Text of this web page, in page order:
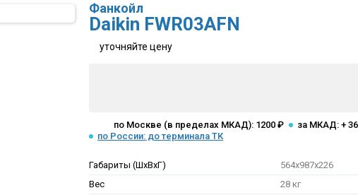
Фанкойл
Daikin FWR03AFN
уточняйте цену
по Москве (в пределах МКАД): 1200 ₽
за МКАД: +
по России: до терминала ТК
Габариты (ШхВхГ)
564х987х226
Вес
28 кг